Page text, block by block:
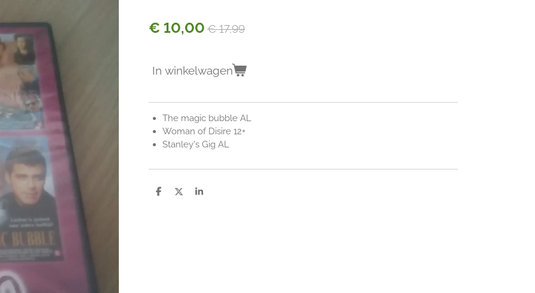
€ 10,00 € 17,99
In winkelwagen
The magic bubble AL
Woman of Disire 12+
Stanley's Gig AL
D
D
S